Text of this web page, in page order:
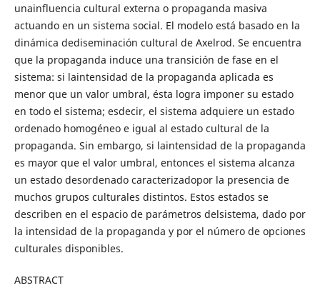
unainfluencia cultural externa o propaganda masiva
actuando en un sistema social. El modelo está basado en la
dinámica dediseminación cultural de Axelrod. Se encuentra
que la propaganda induce una transición de fase en el
sistema: si laintensidad de la propaganda aplicada es
menor que un valor umbral, ésta logra imponer su estado
en todo el sistema; esdecir, el sistema adquiere un estado
ordenado homogéneo e igual al estado cultural de la
propaganda. Sin embargo, si laintensidad de la propaganda
es mayor que el valor umbral, entonces el sistema alcanza
un estado desordenado caracterizadopor la presencia de
muchos grupos culturales distintos. Estos estados se
describen en el espacio de parámetros delsistema, dado por
la intensidad de la propaganda y por el número de opciones
culturales disponibles.
ABSTRACT